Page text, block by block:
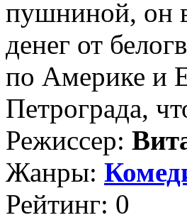
пушниной, он
денег от
по Америке и
Петрограда,
Режиссер:
Жанры:
Рейтинг: 0